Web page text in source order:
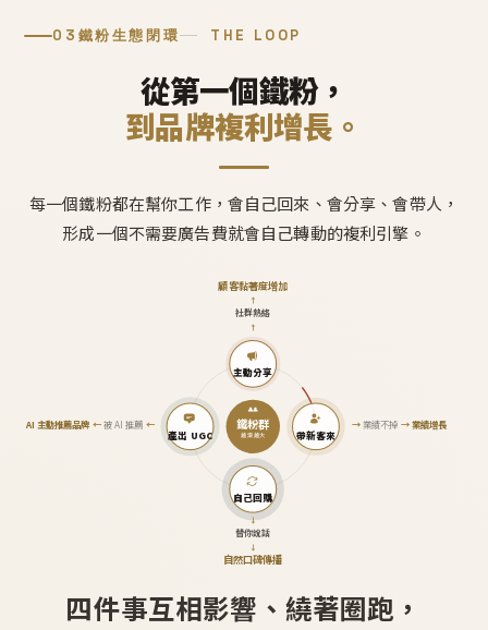
03 鐵粉生態閉環 THE LOOP
從第一個鐵粉，
到品牌複利增長。
每一個鐵粉都在幫你工作，會自己回來、會分享、會帶人，
形成一個不需要廣告費就會自己轉動的複利引擎。
鐵粉群
越滾越大
主動分享
↑
社群熱絡
↑
顧客黏著度增加
帶新客來
→業績不掉 →業績增長
自己回購
↓
替你說話
↓
自然口碑傳播
產出 UGC
AI 主動推薦品牌←被 AI 推薦 ←
四件事互相影響、繞著圈跑，